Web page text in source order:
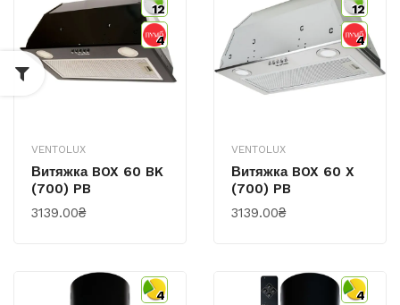
12
4
VENTOLUX
Витяжка BOX 60 BK
(700) PB
3139.00₴
12
4
VENTOLUX
Витяжка BOX 60 X
(700) PB
3139.00₴
4 4